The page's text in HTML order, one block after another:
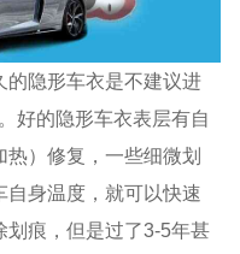
的隐形车衣是不建议进
好的隐形车衣表层有自
）修复，一些细微划
身温度，就可以快速
划痕，但是过了3-5年甚